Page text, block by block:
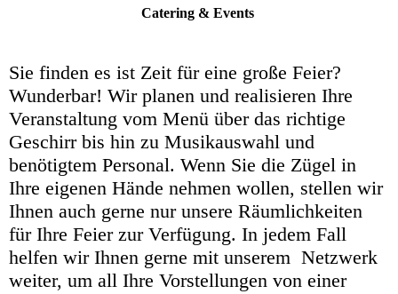
Catering & Events
Sie finden es ist Zeit für eine große Feier?
Wunderbar! Wir planen und realisieren Ihre
Veranstaltung vom Menü über das richtige
Geschirr bis hin zu Musik­auswahl und
benötigtem Personal. Wenn Sie die Zügel in
Ihre eigenen Hände nehmen wollen, stellen wir
Ihnen auch gerne nur unsere Räumlichkeiten
für Ihre Feier zur Verfügung. In jedem Fall
helfen wir Ihnen gerne mit unserem Netzwerk
weiter, um all Ihre Vorstellungen von einer